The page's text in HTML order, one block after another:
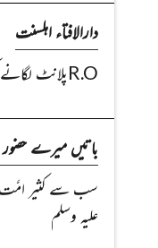
دارالافتاء اہلسنت
R.Oپلانٹ لگانے کی جائز صورتیں
باتیں میرے
سب سے کثیر امَّت
علیہ وسلم